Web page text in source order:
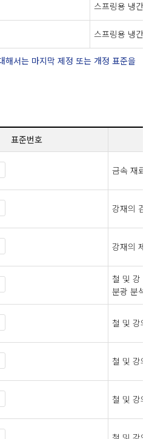
스프링용 냉간
스프링용 냉간
해서는 마지막 제정 또는 개정 표준을
표준번호
금속 재료
강재의 검
강재의 제
철 및 강 —
분광 분석
철 및 강의
철 및 강의
철 및 강의